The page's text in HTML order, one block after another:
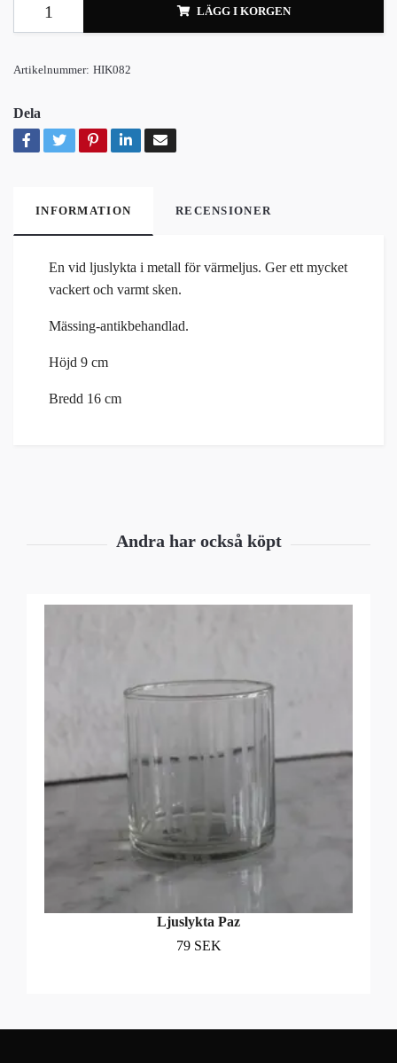
LÄGG I KORGEN
Artikelnummer: HIK082
Dela
INFORMATION RECENSIONER
En vid ljuslykta i metall för värmeljus. Ger ett mycket
vackert och varmt sken.
Mässing-antikbehandlad.
Höjd 9 cm
Bredd 16 cm
Ljuslykta Paz
79 SEK